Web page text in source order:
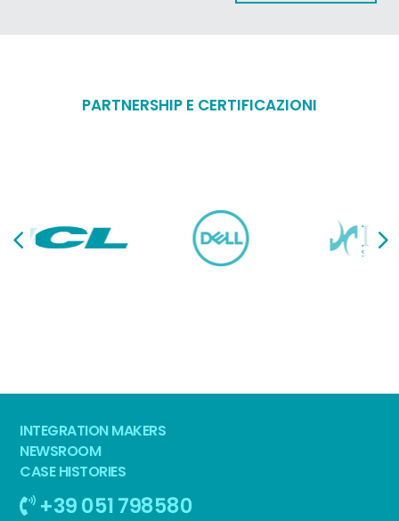
PARTNERSHIP E CERTIFICAZIONI
INTEGRATION MAKERS
NEWSROOM
CASE HISTORIES
+39 051 798580